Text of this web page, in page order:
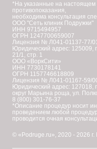
*На указанные на настоящем
противопоказания,
необходима консультация
ООО "Сеть клиник Подружки"
ИНН 9715494957
ОГРН 1247700659007
Лицензия № Л041-01137-77/
Юридический адрес: 125009,
21/1, стр. 1
ООО «ВоркСити»
ИНН 7730178141
ОГРН 1157746618809
Лицензия № Л041-01167-59/
Юридический адрес: 127018,
округ Марьина роща, ул.
8 (800) 301-76-37
*Описание процедур носит
проведением любой
проводится очная
© «Podruge.ru», 2020 - 2026